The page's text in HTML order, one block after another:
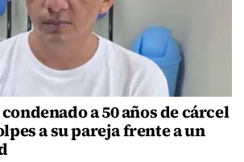
a 50 años de cárcel
a su pareja frente a un